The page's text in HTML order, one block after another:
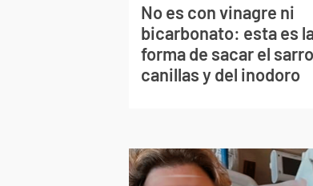
No es con vinagre ni
bicarbonato: esta es
forma de sacar el
canillas y del inodoro